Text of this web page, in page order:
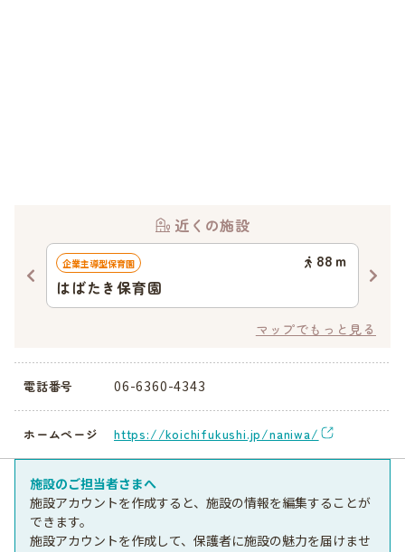
近くの施設
企業主導型保育園 88 ｍ
はばたき保育園
マップでもっと見る
電話番号 06-6360-4343
ホームページ https://koichifukushi.jp/naniwa/
施設のご担当者さまへ
施設アカウントを作成すると、施設の情報を編集することが
できます。
施設アカウントを作成して、保護者に施設の魅力を届けませ